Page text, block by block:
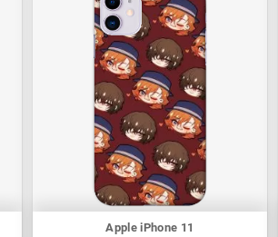
Apple iPhone 11